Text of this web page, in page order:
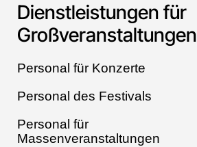
Dienstleistungen für
Großveranstaltungen
Personal für Konzerte
Personal des Festivals
Personal für
Massenveranstaltungen